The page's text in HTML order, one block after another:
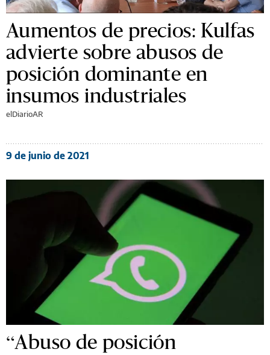
Aumentos de precios: Kulfas
advierte sobre abusos de
posición dominante en
insumos industriales
elDiarioAR
9 de junio de 2021
“Abuso de posición